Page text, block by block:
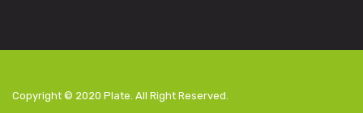
Copyright © 2020 Plate. All Right Reserved.